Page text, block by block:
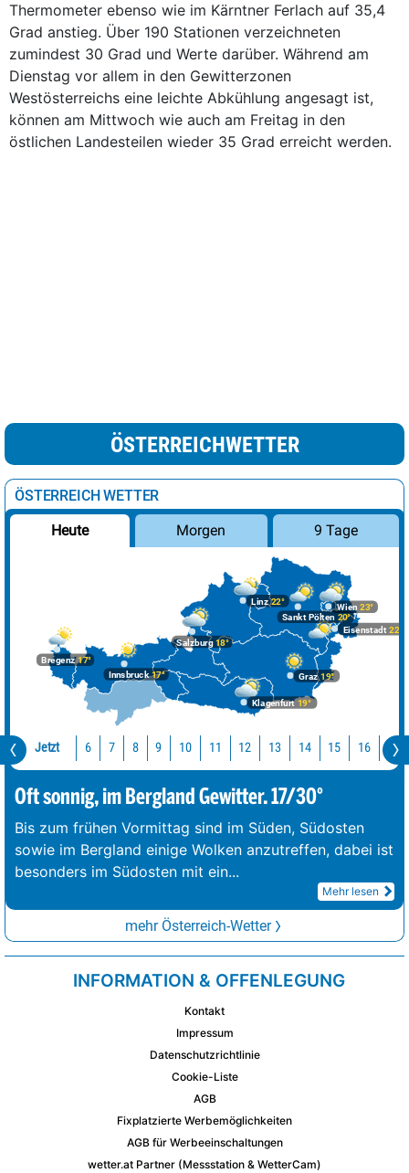
Thermometer ebenso wie im Kärntner Ferlach auf 35,4
Grad anstieg. Über 190 Stationen verzeichneten
zumindest 30 Grad und Werte darüber. Während am
Dienstag vor allem in den Gewitterzonen
Westösterreichs eine leichte Abkühlung angesagt ist,
können am Mittwoch wie auch am Freitag in den
östlichen Landesteilen wieder 35 Grad erreicht werden.
ÖSTERREICHWETTER
ÖSTERREICH WETTER
Heute Morgen 9 Tage
Bregenz17°
Graz19°
Innsbruck17°
Klagenfurt 19°
Linz22°
Salzburg18°
Wien 23°
Eisenstadt 22°
Sankt Pölten 20°
Jetzt 6 7 8 9 10 11 12 13 14 15 16 17
Oft sonnig, im Bergland Gewitter. 17/30°
Bis zum frühen Vormittag sind im Süden, Südosten
sowie im Bergland einige Wolken anzutreffen, dabei ist
besonders im Südosten mit ein...
Mehr lesen
mehr Österreich-Wetter
INFORMATION & OFFENLEGUNG
Kontakt
Impressum
Datenschutzrichtlinie
Cookie-Liste
AGB
Fixplatzierte Werbemöglichkeiten
AGB für Werbeeinschaltungen
wetter.at Partner (Messstation & WetterCam)